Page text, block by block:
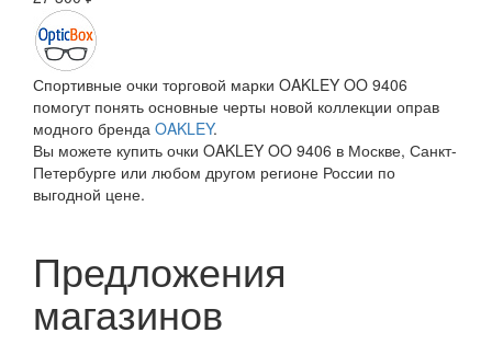
Спортивные очки торговой марки OAKLEY OO 9406
помогут понять основные черты новой коллекции оправ
модного бренда OAKLEY.
Вы можете купить очки OAKLEY OO 9406 в Москве, Санкт-
Петербурге или любом другом регионе России по
выгодной цене.
Предложения
магазинов